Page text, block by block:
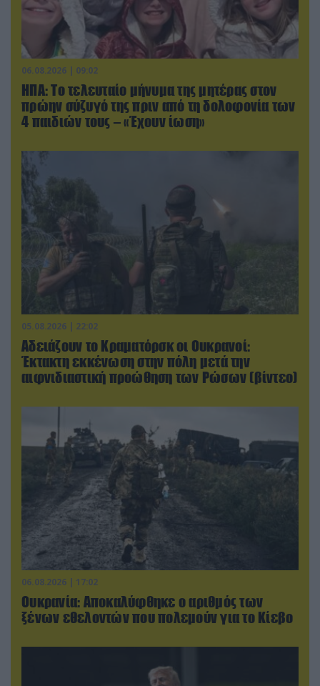
06.08.2026 | 09:02
ΗΠΑ: Το τελευταίο μήνυμα της μητέρας στον
πρώην σύζυγό της πριν από τη δολοφονία των
4 παιδιών τους – «Έχουν ίωση»
05.08.2026 | 22:02
Αδειάζουν το Κραματόρσκ οι Ουκρανοί:
Έκτακτη εκκένωση στην πόλη μετά την
αιφνιδιαστική προώθηση των Ρώσων (βίντεο)
06.08.2026 | 17:02
Ουκρανία: Αποκαλύφθηκε ο αριθμός των
ξένων εθελοντών που πολεμούν για το Κίεβο